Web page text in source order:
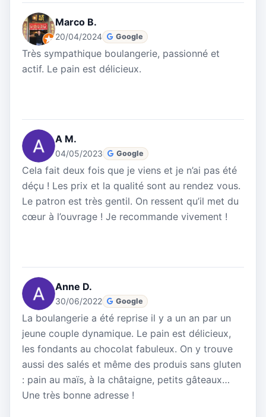
Marco B.
20/04/2024 Google
Très sympathique boulangerie, passionné et
actif. Le pain est délicieux.
A M.
04/05/2023 Google
Cela fait deux fois que je viens et je n’ai pas été
déçu ! Les prix et la qualité sont au rendez vous.
Le patron est très gentil. On ressent qu’il met du
cœur à l’ouvrage ! Je recommande vivement !
Anne D.
30/06/2022 Google
La boulangerie a été reprise il y a un an par un
jeune couple dynamique. Le pain est délicieux,
les fondants au chocolat fabuleux. On y trouve
aussi des salés et même des produis sans gluten
: pain au maïs, à la châtaigne, petits gâteaux…
Une très bonne adresse !